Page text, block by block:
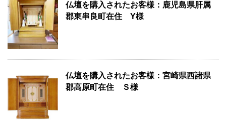
仏壇を購入されたお客様：鹿児島県肝属
郡東串良町在住 Y様
仏壇を購入されたお客様：宮崎県西諸県
郡高原町在住 Ｓ様